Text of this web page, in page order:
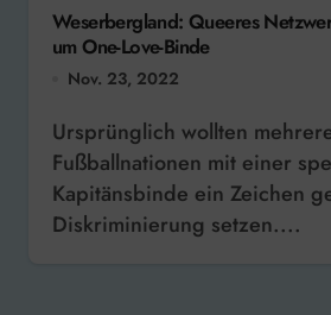
Weserbergland: Queeres
um One-Love-Binde
Nov. 23, 2022
Ursprünglich wollten mehrere europäische
Fußballnationen mit einer
Kapitänsbinde ein Zeichen
Diskriminierung setzen....